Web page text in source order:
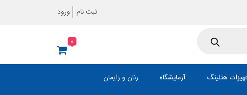
ثبت نام ورود
0
هتلینگ آزمایشگاه
زنان و زایمان